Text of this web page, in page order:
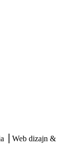
⎟ Web dizajn &